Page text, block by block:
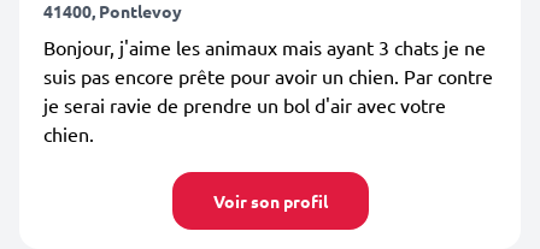
41400, Pontlevoy
Bonjour, j'aime les animaux mais ayant 3 chats je ne
suis pas encore prête pour avoir un chien. Par contre
je serai ravie de prendre un bol d'air avec votre
chien.
Voir son profil